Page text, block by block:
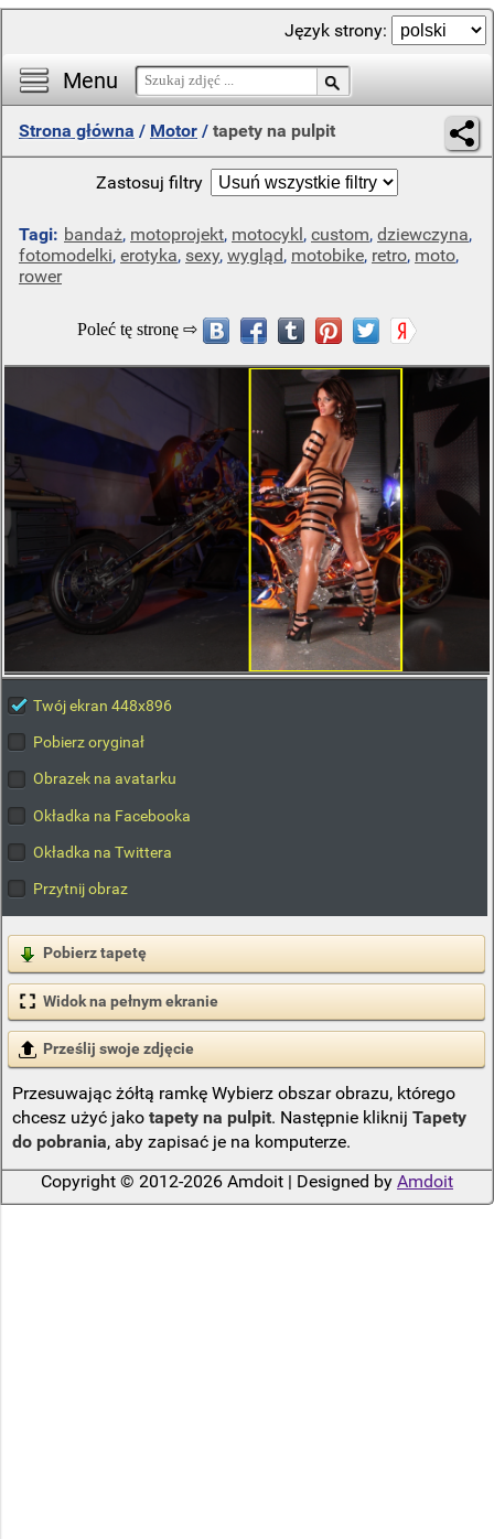
Menu
Język strony:
Strona główna / Motor / tapety na pulpit
Zastosuj filtry
Tagi: bandaż, motoprojekt, motocykl, custom, dziewczyna,
fotomodelki, erotyka, sexy, wygląd, motobike, retro, moto,
rower
Twój ekran 448x896
Pobierz oryginał
Obrazek na avatarku
Okładka na Facebooka
Okładka na Twittera
Przytnij obraz
Pobierz tapetę
Widok na pełnym ekranie
Prześlij swoje zdjęcie
Przesuwając żółtą ramkę Wybierz obszar obrazu, którego
chcesz użyć jako tapety na pulpit. Następnie kliknij Tapety
do pobrania, aby zapisać je na komputerze.
Copyright © 2012-2026 Amdoit | Designed by Amdoit